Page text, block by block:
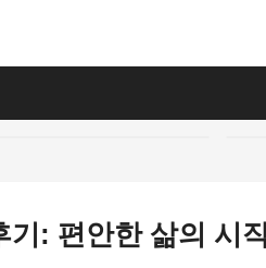
기: 편안한 삶의 시